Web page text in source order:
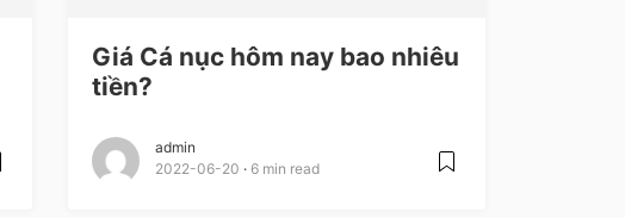
Giá Cá nục hôm nay bao nhiêu
tiền?
admin
2022-06-20
6 min read